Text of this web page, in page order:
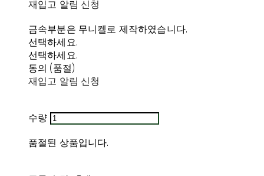
재입고 알림 신청
금속부분은 무니켈로 제작하였습니다.
선택하세요.
선택하세요.
동의 (품절)
재입고 알림 신청
수량
품절된 상품입니다.